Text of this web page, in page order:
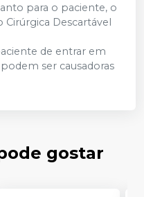
para o paciente, o
Cirúrgica Descartável
de entrar em
ser causadoras
gostar